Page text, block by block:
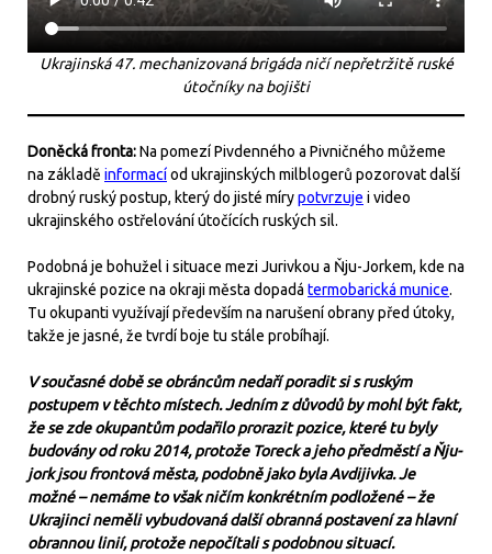
Ukrajinská 47. mechanizovaná brigáda ničí nepřetržitě ruské
útočníky na bojišti
Doněcká fronta:Na pomezí Pivdenného a Pivničného můžeme
na základě informacíod ukrajinských milblogerů pozorovat další
drobný ruský postup, který do jisté mírypotvrzuje i video
ukrajinského ostřelování útočících ruských sil.
Podobná je bohužel i situace mezi Jurivkou a Ňju-Jorkem, kde na
ukrajinské pozice na okraji města dopadá termobarická munice.
Tu okupanti využívají především na narušení obrany před útoky,
takže je jasné, že tvrdí boje tu stále probíhají.
V současné době se obráncům nedaří poradit si s ruským
postupem v těchto místech. Jedním z důvodů by mohl být fakt,
že se zde okupantům podařilo prorazit pozice, které tu byly
budovány od roku 2014, protože Toreck a jeho předměstí a Ňju-
jork jsou frontová města, podobně jako byla Avdijivka. Je
možné – nemáme to však ničím konkrétním podložené – že
Ukrajinci neměli vybudovaná další obranná postavení za hlavní
obrannou linií, protože nepočítali s podobnou situací.